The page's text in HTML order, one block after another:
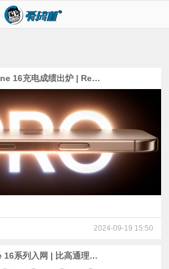
毫秒级39W快充，iPhone 16充电成绩出炉 | Redmi Note 14系列、iQOO Z9 Turbo+外观公布
2024-09-19 15:50
45W快充惊喜？iPhone 16系列入网 | 比高通理性，天玑9400频率确认：3.63GHz超大核